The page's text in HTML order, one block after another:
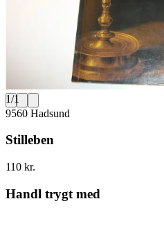
1/1
9560 Hadsund
Stilleben
110 kr.
Handl trygt med